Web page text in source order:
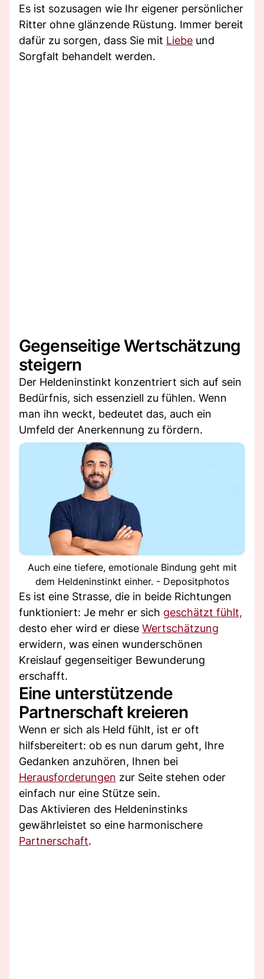
Es ist sozusagen wie Ihr eigener persönlicher
Ritter ohne glänzende Rüstung. Immer bereit
dafür zu sorgen, dass Sie mit Liebe und
Sorgfalt behandelt werden.
Gegenseitige Wertschätzung
steigern
Der Heldeninstinkt konzentriert sich auf sein
Bedürfnis, sich essenziell zu fühlen. Wenn
man ihn weckt, bedeutet das, auch ein
Umfeld der Anerkennung zu fördern.
Auch eine tiefere, emotionale Bindung geht mit
dem Heldeninstinkt einher. - Depositphotos
Es ist eine Strasse, die in beide Richtungen
funktioniert: Je mehr er sich geschätzt fühlt,
desto eher wird er diese Wertschätzung
erwidern, was einen wunderschönen
Kreislauf gegenseitiger Bewunderung
erschafft.
Eine unterstützende
Partnerschaft kreieren
Wenn er sich als Held fühlt, ist er oft
hilfsbereitert: ob es nun darum geht, Ihre
Gedanken anzuhören, Ihnen bei
Herausforderungen zur Seite stehen oder
einfach nur eine Stütze sein.
Das Aktivieren des Heldeninstinks
gewährleistet so eine harmonischere
Partnerschaft.